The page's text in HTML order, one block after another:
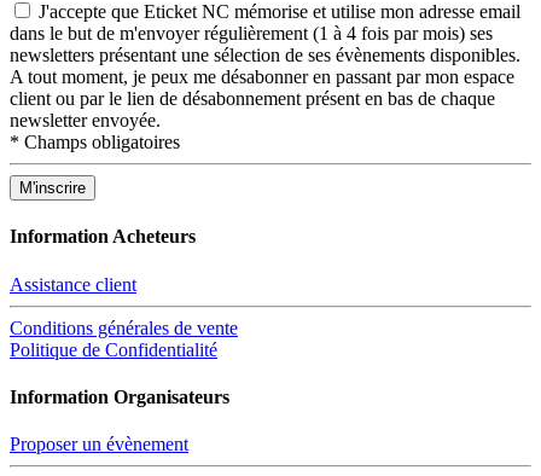
J'accepte que Eticket NC mémorise et utilise mon adresse email
dans le but de m'envoyer régulièrement (1 à 4 fois par mois) ses
newsletters présentant une sélection de ses évènements disponibles.
A tout moment, je peux me désabonner en passant par mon espace
client ou par le lien de désabonnement présent en bas de chaque
newsletter envoyée.
* Champs obligatoires
Information Acheteurs
Assistance client
Conditions générales de vente
Politique de Confidentialité
Information Organisateurs
Proposer un évènement